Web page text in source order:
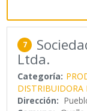
7
Ltda.
Categoría:
DISTRIBUIDORA
Dirección: